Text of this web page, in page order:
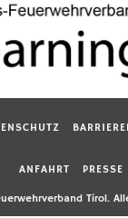
ANFAHRT PRESSE
Tirol.